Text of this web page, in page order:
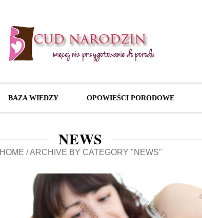
BAZA WIEDZY OPOWIEŚCI PORODOWE
NEWS
HOME / ARCHIVE BY CATEGORY "NEWS"